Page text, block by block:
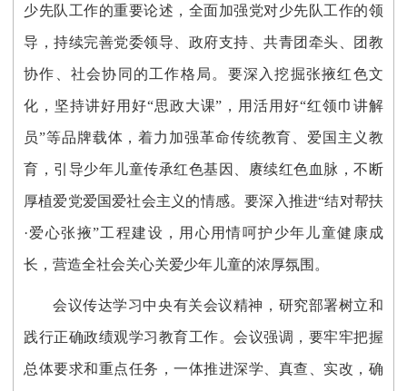
少先队工作的重要论述，全面加强党对少先队工作的领
导，持续完善党委领导、政府支持、共青团牵头、团教
协作、社会协同的工作格局。要深入挖掘张掖红色文
化，坚持讲好用好“思政大课”，用活用好“红领巾讲解
员”等品牌载体，着力加强革命传统教育、爱国主义教
育，引导少年儿童传承红色基因、赓续红色血脉，不断
厚植爱党爱国爱社会主义的情感。要深入推进“结对帮扶
·爱心张掖”工程建设，用心用情呵护少年儿童健康成
长，营造全社会关心关爱少年儿童的浓厚氛围。
会议传达学习中央有关会议精神，研究部署树立和
践行正确政绩观学习教育工作。会议强调，要牢牢把握
总体要求和重点任务，一体推进深学、真查、实改，确